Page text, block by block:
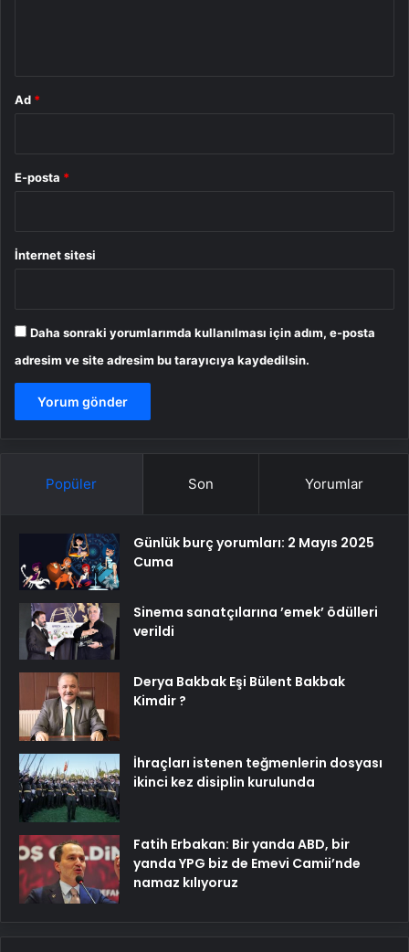
Ad *
E-posta *
İnternet sitesi
Daha sonraki yorumlarımda kullanılması için adım, e-posta
adresim ve site adresim bu tarayıcıya kaydedilsin.
Popüler Son Yorumlar
Günlük burç yorumları: 2 Mayıs 2025
Cuma
Sinema sanatçılarına ’emek’ ödülleri
verildi
Derya Bakbak Eşi Bülent Bakbak
Kimdir ?
İhraçları istenen teğmenlerin dosyası
ikinci kez disiplin kurulunda
Fatih Erbakan: Bir yanda ABD, bir
yanda YPG biz de Emevi Camii’nde
namaz kılıyoruz